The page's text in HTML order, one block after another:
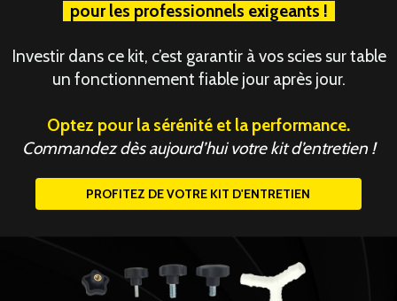
pour les professionnels exigeants !
Investir dans ce kit, c’est garantir à vos scies sur table
un fonctionnement fiable jour après jour.
Optez pour la sérénité et la performance.
Commandez dès aujourd’hui votre kit d’entretien !
PROFITEZ DE VOTRE KIT D'ENTRETIEN